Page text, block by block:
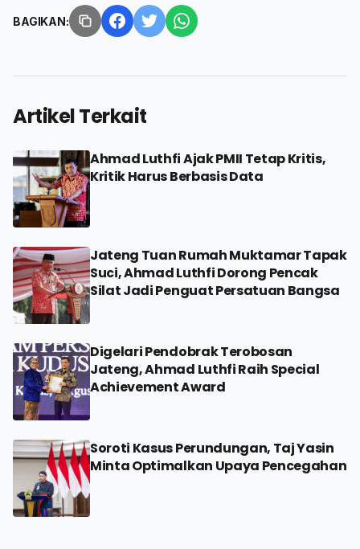
BAGIKAN:
Artikel Terkait
Ahmad Luthfi Ajak PMII Tetap Kritis,
Kritik Harus Berbasis Data
Jateng Tuan Rumah Muktamar Tapak
Suci, Ahmad Luthfi Dorong Pencak
Silat Jadi Penguat Persatuan Bangsa
Digelari Pendobrak Terobosan
Jateng, Ahmad Luthfi Raih Special
Achievement Award
Soroti Kasus Perundungan, Taj Yasin
Minta Optimalkan Upaya Pencegahan